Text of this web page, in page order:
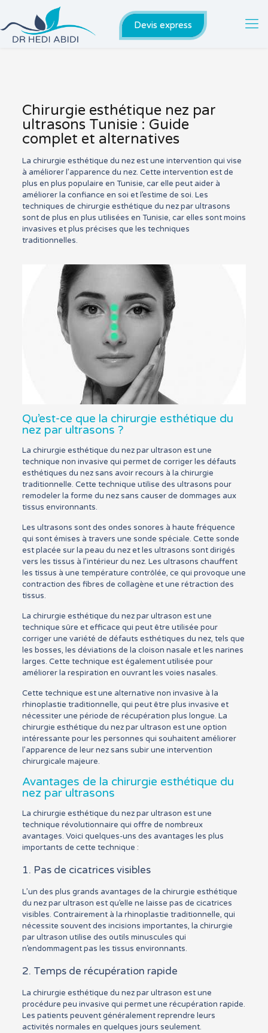
Devis express
Chirurgie esthétique nez par
ultrasons Tunisie : Guide
complet et alternatives
La chirurgie esthétique du nez est une intervention qui vise
à améliorer l’apparence du nez. Cette intervention est de
plus en plus populaire en Tunisie, car elle peut aider à
améliorer la confiance en soi et l’estime de soi. Les
techniques de chirurgie esthétique du nez par ultrasons
sont de plus en plus utilisées en Tunisie, car elles sont moins
invasives et plus précises que les techniques
traditionnelles.
Qu’est-ce que la chirurgie esthétique du
nez par ultrasons ?
La chirurgie esthétique du nez par ultrason est une
technique non invasive qui permet de corriger les défauts
esthétiques du nez sans avoir recours à la chirurgie
traditionnelle. Cette technique utilise des ultrasons pour
remodeler la forme du nez sans causer de dommages aux
tissus environnants.
Les ultrasons sont des ondes sonores à haute fréquence
qui sont émises à travers une sonde spéciale. Cette sonde
est placée sur la peau du nez et les ultrasons sont dirigés
vers les tissus à l’intérieur du nez. Les ultrasons chauffent
les tissus à une température contrôlée, ce qui provoque une
contraction des fibres de collagène et une rétraction des
tissus.
La chirurgie esthétique du nez par ultrason est une
technique sûre et efficace qui peut être utilisée pour
corriger une variété de défauts esthétiques du nez, tels que
les bosses, les déviations de la cloison nasale et les narines
larges. Cette technique est également utilisée pour
améliorer la respiration en ouvrant les voies nasales.
Cette technique est une alternative non invasive à la
rhinoplastie traditionnelle, qui peut être plus invasive et
nécessiter une période de récupération plus longue. La
chirurgie esthétique du nez par ultrason est une option
intéressante pour les personnes qui souhaitent améliorer
l’apparence de leur nez sans subir une intervention
chirurgicale majeure.
Avantages de la chirurgie esthétique du
nez par ultrasons
La chirurgie esthétique du nez par ultrason est une
technique révolutionnaire qui offre de nombreux
avantages. Voici quelques-uns des avantages les plus
importants de cette technique :
1. Pas de cicatrices visibles
L’un des plus grands avantages de la chirurgie esthétique
du nez par ultrason est qu’elle ne laisse pas de cicatrices
visibles. Contrairement à la rhinoplastie traditionnelle, qui
nécessite souvent des incisions importantes, la chirurgie
par ultrason utilise des outils minuscules qui
n’endommagent pas les tissus environnants.
2. Temps de récupération rapide
La chirurgie esthétique du nez par ultrason est une
procédure peu invasive qui permet une récupération rapide.
Les patients peuvent généralement reprendre leurs
activités normales en quelques jours seulement.